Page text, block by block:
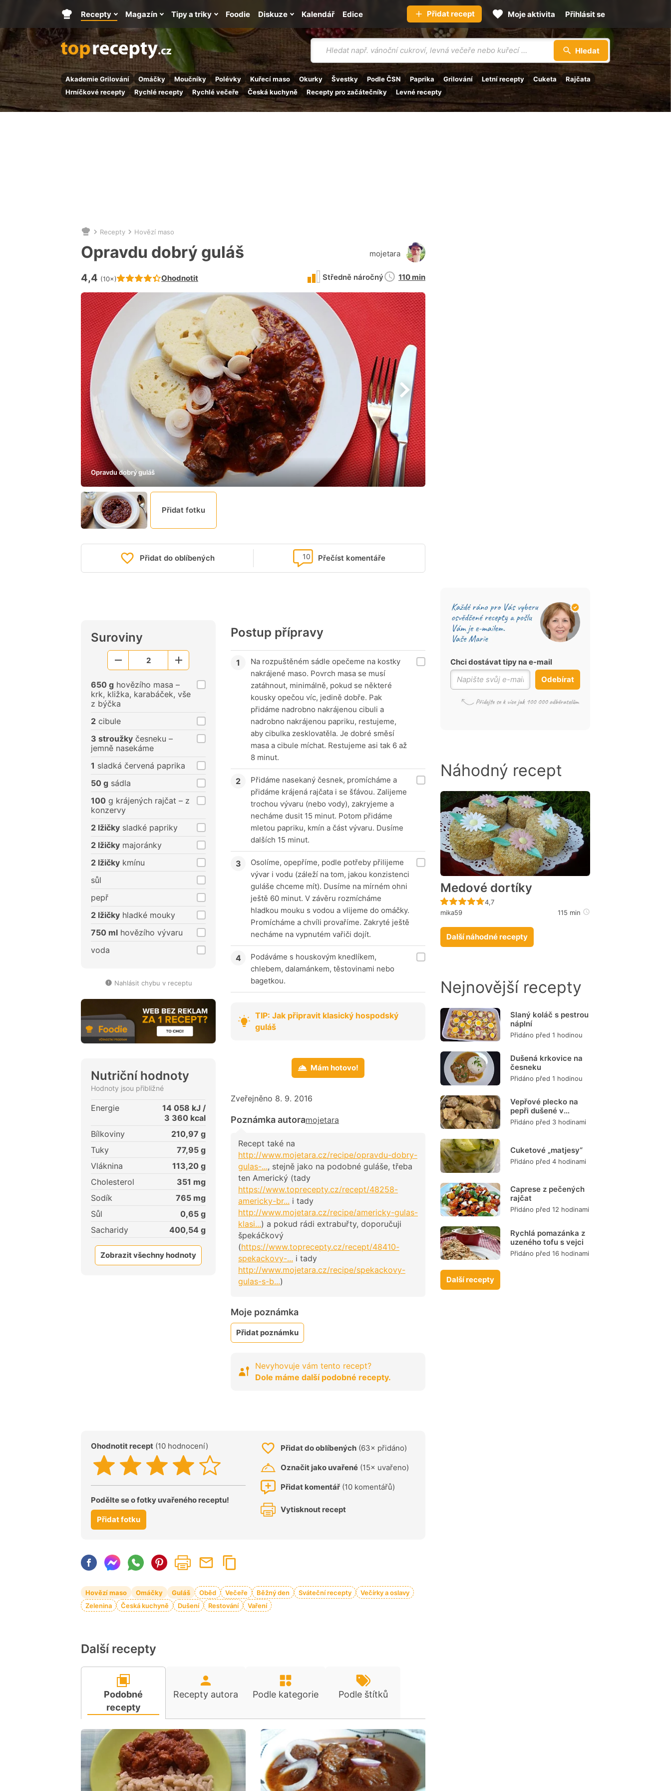
Vyhledávání
Hledat
Akademie Grilování Omáčky Moučníky Polévky Kuřecí maso Okurky Švestky Podle ČSN Paprika Grilování Letní recepty Cuketa
Rajčata
Hrníčkové recepty
Rychlé recepty Rychlé večeře Česká kuchyně Recepty pro začátečníky Levné recepty
Hlavní
stránka
Recepty Magazín Tipy a triky Kalendář
Foodie Diskuze Edice Přidat recept Moje aktivita Přihlásit se
Nacházíte
se
zde:
Recepty Hovězí maso
Opravdu dobrý guláš
Hodnocení receptu je
4,4 (10×) Ohodnotit
mojetara
Středně náročný
Doba
110 min
Opravdu dobrý guláš
Přidat fotku
Přidat do oblíbených Přečíst komentáře
10
Suroviny
2
Větší
650 g hovězího masa –
krk, kližka, karabáček, vše
z býčka
2 cibule
3 stroužky česneku –
jemně nasekáme
1 sladká červená paprika
50 g sádla
100 g krájených rajčat – z
konzervy
2 lžičky sladké papriky
2 lžičky majoránky
2 lžičky kmínu
sůl
pepř
2 lžičky hladké mouky
750 ml hovězího vývaru
voda
Nahlásit chybu v receptu
Nutriční hodnoty
Hodnoty jsou přibližné
Energie 14 058 kJ /
3 360 kcal
Bílkoviny
210,97 g
Tuky
77,95 g
Vláknina
113,20 g
Cholesterol
351 mg
Sodík
765 mg
Sůl
0,65 g
Sacharidy
400,54 g
Zobrazit všechny hodnoty
Postup přípravy
Na rozpuštěném sádle opečeme na kostky
nakrájené maso. Povrch masa se musí
zatáhnout, minimálně, pokud se některé
kousky opečou víc, jedině dobře. Pak
přidáme nadrobno nakrájenou cibuli a
nadrobno nakrájenou papriku, restujeme,
aby cibulka zesklovatěla. Je dobré směsí
masa a cibule míchat. Restujeme asi tak 6 až
8 minut.
Přidáme nasekaný česnek, promícháme a
přidáme krájená rajčata i se šťávou. Zalijeme
trochou vývaru (nebo vody), zakryjeme a
necháme dusit 15 minut. Potom přidáme
mletou papriku, kmín a část vývaru. Dusíme
dalších 15 minut.
Osolíme, opepříme, podle potřeby přilijeme
vývar i vodu (záleží na tom, jakou konzistenci
guláše chceme mít). Dusíme na mírném ohni
ještě 60 minut. V závěru rozmícháme
hladkou mouku s vodou a vlijeme do omáčky.
Promícháme a chvíli provaříme. Zakryté ještě
necháme na vypnutém vařiči dojít.
Podáváme s houskovým knedlíkem,
chlebem, dalamánkem, těstovinami nebo
bagetkou.
TIP: Jak připravit klasický hospodský
guláš
Mám hotovo!
Zveřejněno 8. 9. 2016
Poznámka autoramojetara
Recept také na
http://www.mojetara.cz/recipe/opravdu-dobry-
gulas-..., stejně jako na podobné guláše, třeba
ten Americký (tady
https://www.toprecepty.cz/recept/48258-
americky-br... i tady
http://www.mojetara.cz/recipe/americky-gulas-
klasi...) a pokud rádi extrabuřty, doporučuji
špekáčkový
(https://www.toprecepty.cz/recept/48410-
spekackovy-... i tady
http://www.mojetara.cz/recipe/spekackovy-
gulas-s-b...)
Moje poznámka
Přidat poznámku
Nevyhovuje vám tento recept?
Dole máme další podobné recepty.
Ohodnotit recept (10 hodnocení)
Podělte se o fotky uvařeného receptu!
Přidat fotku
Přidat do oblíbených (63× přidáno)
Označit jako uvařené (15× uvařeno)
Přidat komentář (10 komentářů)
Vytisknout recept
Hovězí maso Omáčky Guláš Oběd Večeře Běžný den Sváteční recepty
Večírky a oslavy
Zelenina
Česká kuchyně Dušení Restování Vaření
Další recepty
Podobné
recepty
Recepty autora Podle kategorie Podle štítků
Chci dostávat tipy na e-mail
Odebírat
Náhodný recept
Medové dortíky
Recept ještě nebyl hodnocen
4,7
mika59
115 min
Další náhodné recepty
Nejnovější recepty
Slaný koláč s pestrou
náplní
Přidáno před 1 hodinou
Dušená krkovice na
česneku
Přidáno před 1 hodinou
Vepřové plecko na
pepři dušené v
remosce
Přidáno před 3 hodinami
Cuketové „matjesy“
Přidáno před 4 hodinami
Caprese z pečených
rajčat
Přidáno před 12 hodinami
Rychlá pomazánka z
uzeného tofu s vejci
Přidáno před 16 hodinami
Další recepty